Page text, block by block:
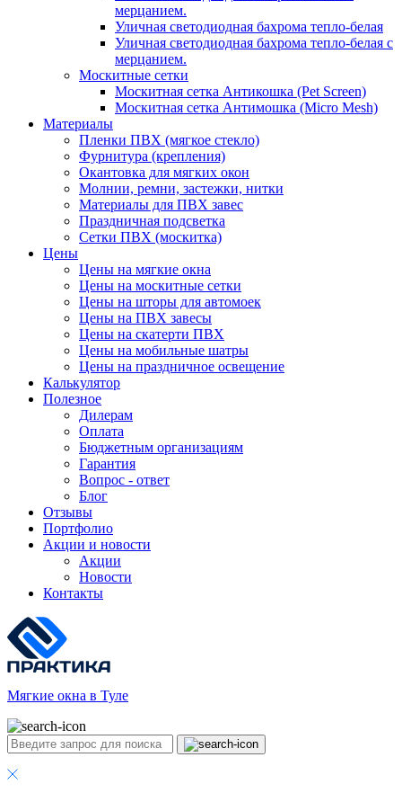
мерцанием.
Уличная светодиодная бахрома тепло-белая
Уличная светодиодная бахрома тепло-белая с
мерцанием.
Москитные сетки
Москитная сетка Антикошка (Pet Screen)
Москитная сетка Антимошка (Micro Mesh)
Материалы
Пленки ПВХ (мягкое стекло)
Фурнитура (крепления)
Окантовка для мягких окон
Молнии, ремни, застежки, нитки
Материалы для ПВХ завес
Праздничная подсветка
Сетки ПВХ (москитка)
Цены
Цены на мягкие окна
Цены на москитные сетки
Цены на шторы для автомоек
Цены на ПВХ завесы
Цены на скатерти ПВХ
Цены на мобильные шатры
Цены на праздничное освещение
Калькулятор
Полезное
Дилерам
Оплата
Бюджетным организациям
Гарантия
Вопрос - ответ
Блог
Отзывы
Портфолио
Акции и новости
Акции
Новости
Контакты
Мягкие окна в Туле